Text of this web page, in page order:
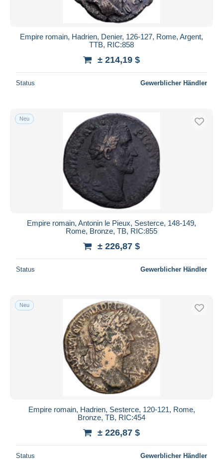
Empire romain, Hadrien, Denier, 126-127, Rome, Argent,
TTB, RIC:858
± 214,19 $
Status Gewerblicher Händler
Neu
Empire romain, Antonin le Pieux, Sesterce, 148-149,
Rome, Bronze, TB, RIC:855
± 226,87 $
Status Gewerblicher Händler
Neu
Empire romain, Hadrien, Sesterce, 120-121, Rome,
Bronze, TB, RIC:454
± 226,87 $
Status Gewerblicher Händler